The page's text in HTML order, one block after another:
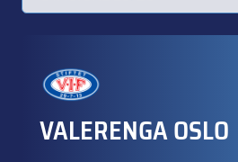
VALERENGA OSLO